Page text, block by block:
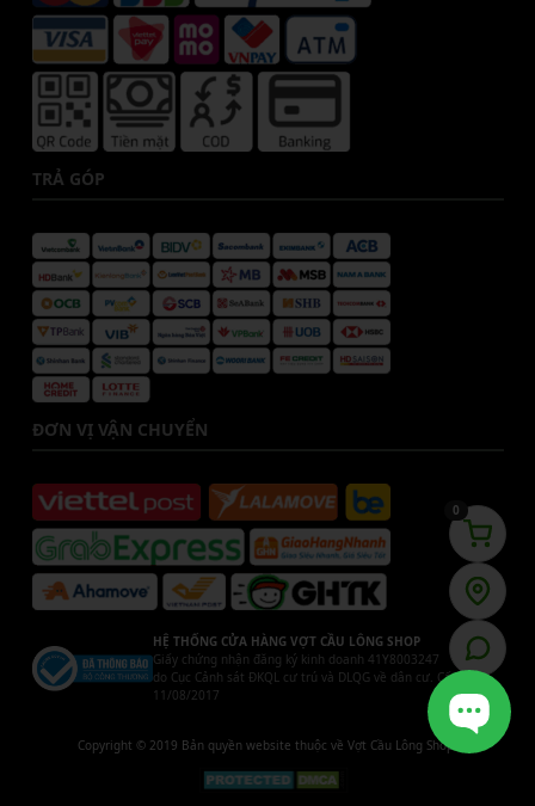
TRẢ GÓP
ĐƠN VỊ VẬN CHUYỂN
HỆ THỐNG CỬA HÀNG VỢT CẦU LÔNG SHOP
Giấy chứng nhận đăng ký kinh doanh 41Y8003247
do Cục Cảnh sát ĐKQL cư trú và DLQG về dân cư. Cấp ngày
11/08/2017
Copyright © 2019 Bản quyền website thuộc về Vợt Cầu Lông Shop.
0